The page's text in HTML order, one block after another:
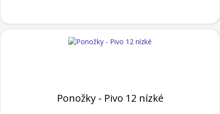
Ponožky - Pivo 12 nízké